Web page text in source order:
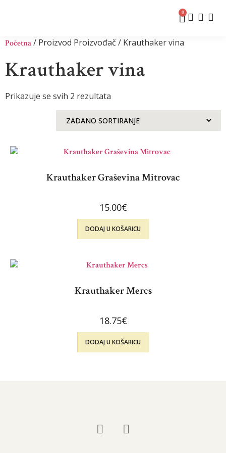
0
Početna/ Proizvod Proizvođač / Krauthaker vina
Krauthaker vina
Prikazuje se svih 2 rezultata
Krauthaker Graševina Mitrovac
15.00€
DODAJ U KOŠARICU
Krauthaker Mercs
18.75€
DODAJ U KOŠARICU